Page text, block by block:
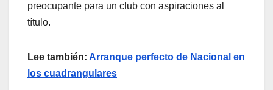
preocupante para un club con aspiraciones al
título.
Lee también: Arranque perfecto de Nacional en
los cuadrangulares